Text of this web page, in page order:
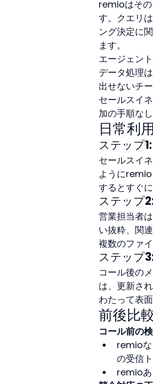
remioはその
す。クエリ
ング決定に
ます。
エージェン
データ処理
出せないチ
セールスイ
加の手順な
日常利
ステップ
セールスイ
ようにremio
するとすぐ
ステップ
営業担当者
い抜粋、関
複数のファ
ステップ
コール後の
は、更新さ
わたって表面
前後比
コール前の
remioな
の受信
remioあ